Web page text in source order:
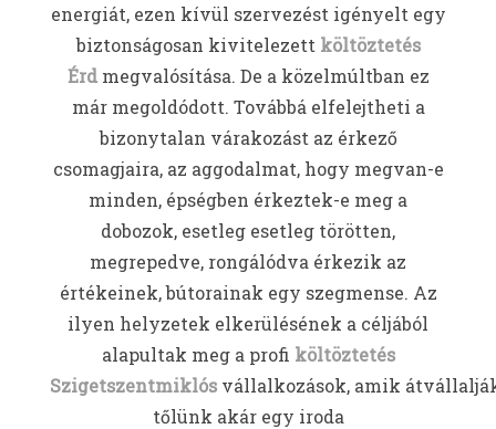
energiát, ezen kívül szervezést igényelt egy
biztonságosan kivitelezett költöztetés
Érdmegvalósítása. De a közelmúltban ez
már megoldódott. Továbbá elfelejtheti a
bizonytalan várakozást az érkező
csomagjaira, az aggodalmat, hogy megvan-e
minden, épségben érkeztek-e meg a
dobozok, esetleg esetleg törötten,
megrepedve, rongálódva érkezik az
értékeinek, bútorainak egy szegmense. Az
ilyen helyzetek elkerülésének a céljából
alapultak meg a profi költöztetés
Szigetszentmiklós vállalkozások, amik
tőlünk akár egy iroda